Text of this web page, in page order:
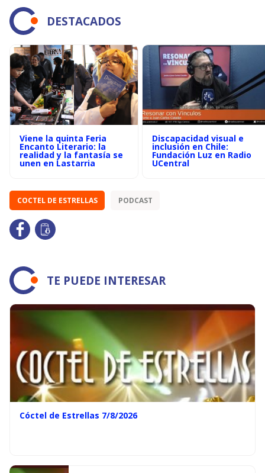
DESTACADOS
Viene la quinta Feria
Encanto Literario: la
realidad y la fantasía se
unen en Lastarria
Discapacidad visual e
inclusión en Chile:
Fundación Luz en Radio
UCentral
COCTEL DE ESTRELLAS PODCAST
TE PUEDE INTERESAR
Cóctel de Estrellas 7/8/2026